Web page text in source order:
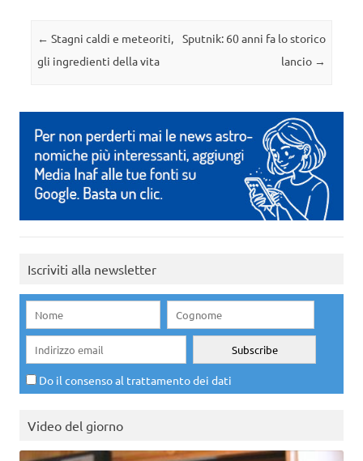
Navigazione articolo
← Stagni caldi e meteoriti,
gli ingredienti della vita
Sputnik: 60 anni fa lo storico
lancio →
Iscriviti alla newsletter
Do il consenso al trattamento dei dati
Video del giorno